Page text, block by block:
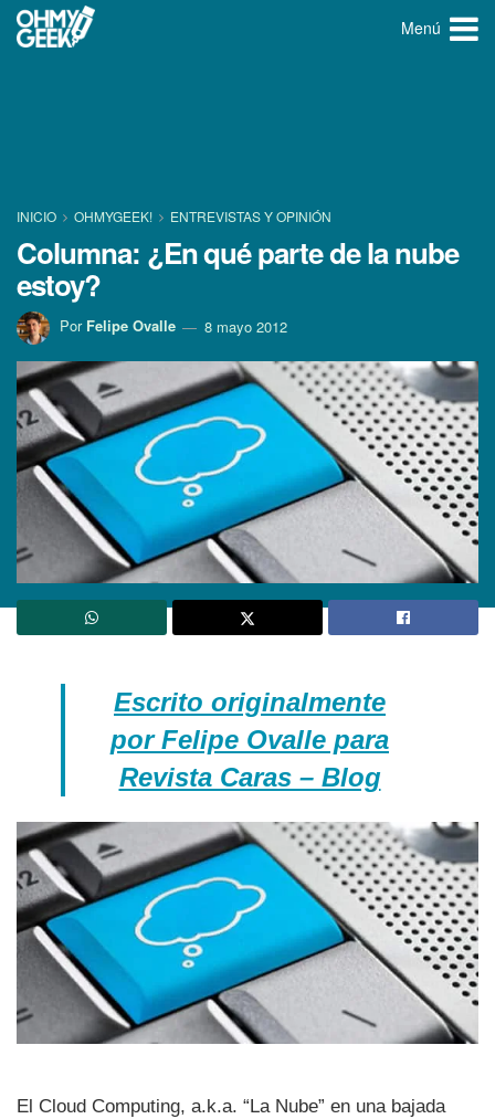
Menú
INICIO OHMYGEEK! ENTREVISTAS Y OPINIÓN
Columna: ¿En qué parte de la nube
estoy?
Por Felipe Ovalle 8 mayo 2012
Escrito originalmente
por Felipe Ovalle para
Revista Caras – Blog
El Cloud Computing, a.k.a. “La Nube” en una bajada